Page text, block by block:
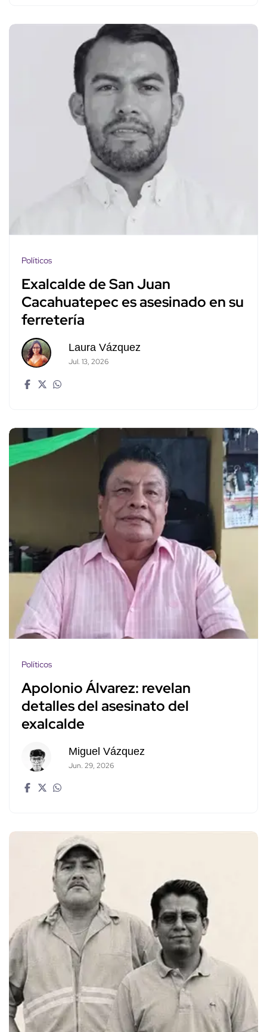
Políticos
Exalcalde de San Juan
Cacahuatepec es asesinado en su
ferretería
Laura Vázquez
Jul. 13, 2026
Políticos
Apolonio Álvarez: revelan
detalles del asesinato del
exalcalde
Miguel Vázquez
Jun. 29, 2026